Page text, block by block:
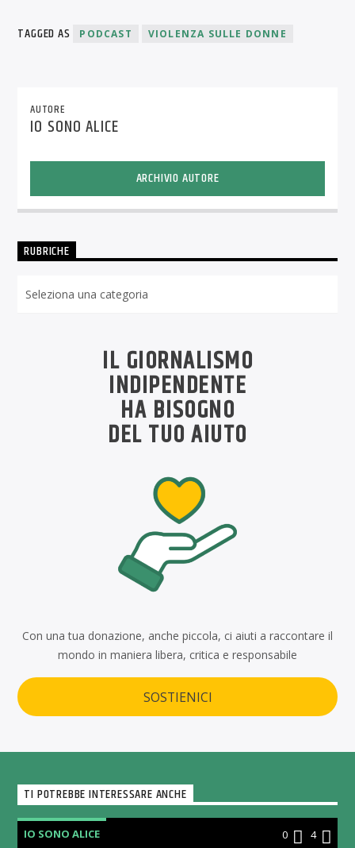
TAGGED AS PODCAST VIOLENZA SULLE DONNE
AUTORE
IO SONO ALICE
ARCHIVIO AUTORE
RUBRICHE
IL GIORNALISMO
INDIPENDENTE
HA BISOGNO
DEL TUO AIUTO
Con una tua donazione, anche piccola, ci aiuti a raccontare il
mondo in maniera libera, critica e responsabile
SOSTIENICI
TI POTREBBE INTERESSARE ANCHE
IO SONO ALICE 0 4